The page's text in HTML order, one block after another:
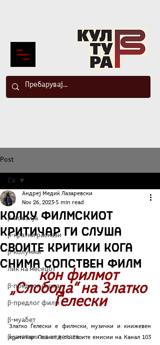
Post
Сè
β-поезија
β-кратки раскази
β-колумни
Лик на месецот
β-предлог книга
β-предлог филм
β-муабет
β-уметник на неделата
Сè
Колку филмскиот
критичар ги слуша
своите критики кога
снима сопствен филм
Андреј Медиќ Лазаревски
Nov 26, 2023 5 min read
кон филмот
„Слобода“ на Златко
Ѓелески
Златко Ѓелески е филмски, музички и книжевен
критичар. Познат е по своите емисии на Канал 103